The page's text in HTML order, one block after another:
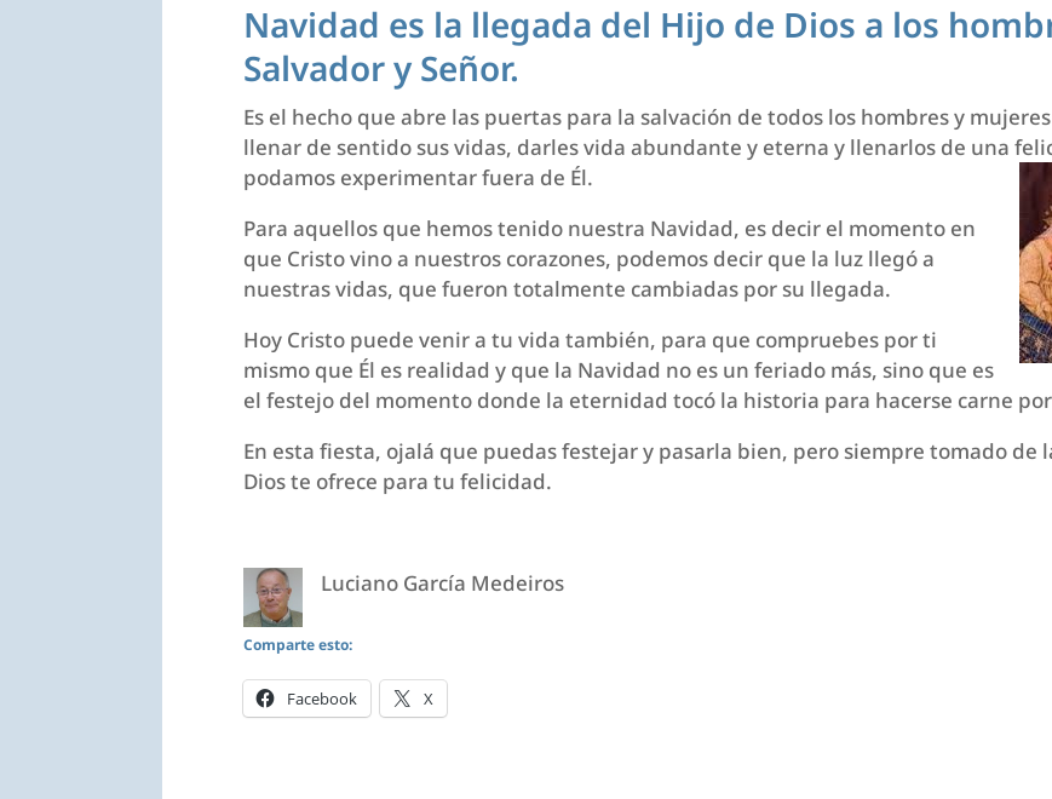
Navidad es la llegada del Hijo de Dios a los
Salvador y Señor.
Es el hecho que abre las puertas para la salvación de todos los hombres y
llenar de sentido sus vidas, darles vida abundante y eterna y llenarlos de una
podamos experimentar fuera de Él.
Para aquellos que hemos tenido nuestra Navidad, es decir el momento en
que Cristo vino a nuestros corazones, podemos decir que la luz llegó a
nuestras vidas, que fueron totalmente cambiadas por su llegada.
Hoy Cristo puede venir a tu vida también, para que compruebes por ti
mismo que Él es realidad y que la Navidad no es un feriado más, sino que es
el festejo del momento donde la eternidad tocó la historia para hacerse carne
En esta fiesta, ojalá que puedas festejar y pasarla bien, pero siempre tomado de
Dios te ofrece para tu felicidad.
Luciano García Medeiros
Comparte esto:
Facebook X